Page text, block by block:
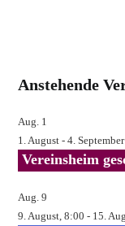
ein
Anstehende
Aug. 1
1. August -4. September
Vereinsheim
Aug.9
9. August, 8:00 - 15.